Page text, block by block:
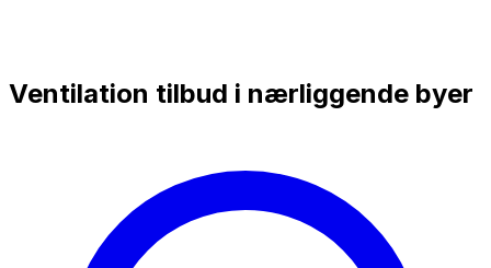
Ventilation tilbud i nærliggende byer